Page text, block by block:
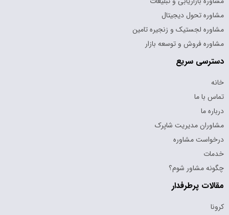
مشاوره تحول دیجیتال
مشاوره لجستیک و زنجیره تامین
مشاوره فروش و توسعه بازار
دسترسی سریع
خانه
تماس با ما
درباره ما
مشاوران مدیریت شاپرک
درخواست مشاوره
خدمات
چگونه مشاور شوم؟
مقالات پرطرفدار
کرونا